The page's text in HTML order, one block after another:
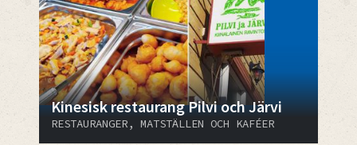
Kinesisk restaurang Pilvi och Järvi
RESTAURANGER, MATSTÄLLEN OCH KAFÉER